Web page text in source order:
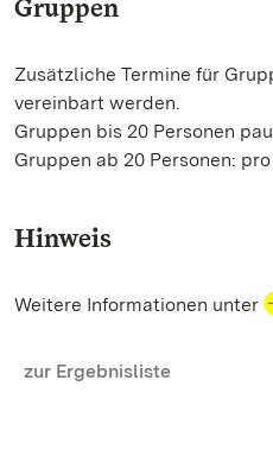
Gruppen
Zusätzliche Termine für
vereinbart werden.
Gruppen bis 20 Personen
Gruppen ab 20 Personen: pro
Hinweis
Weitere Informationen unter
zur Ergebnisliste